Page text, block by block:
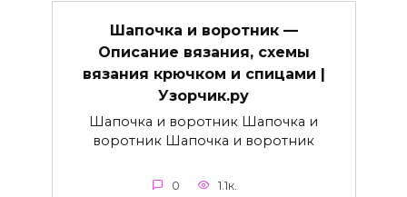
Шапочка и воротник —
Описание вязания, схемы
вязания крючком и спицами |
Узорчик.ру
Шапочка и воротник Шапочка и
воротник Шапочка и воротник
0 1.1к.